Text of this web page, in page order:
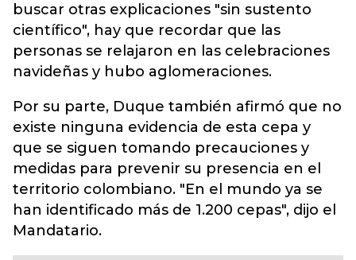
buscar otras explicaciones "sin sustento
científico", hay que recordar que las
personas se relajaron en las celebraciones
navideñas y hubo aglomeraciones.
Por su parte, Duque también afirmó que no
existe ninguna evidencia de esta cepa y
que se siguen tomando precauciones y
medidas para prevenir su presencia en el
territorio colombiano. "En el mundo ya se
han identificado más de 1.200 cepas", dijo el
Mandatario.